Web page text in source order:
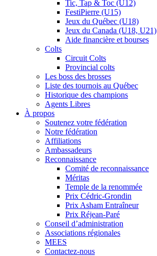
Tic, Tap & Toc (U12)
FestiPierre (U15)
Jeux du Québec (U18)
Jeux du Canada (U18, U21)
Aide financière et bourses
Colts
Circuit Colts
Provincial colts
Les boss des brosses
Liste des tournois au Québec
Historique des champions
Agents Libres
À propos
Soutenez votre fédération
Notre fédération
Affiliations
Ambassadeurs
Reconnaissance
Comité de reconnaissance
Méritas
Temple de la renommée
Prix Cédric-Grondin
Prix Asham Entraîneur
Prix Réjean-Paré
Conseil d’administration
Associations régionales
MEES
Contactez-nous